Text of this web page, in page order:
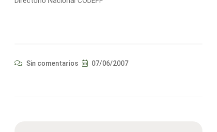
Sin comentarios 07/06/2007